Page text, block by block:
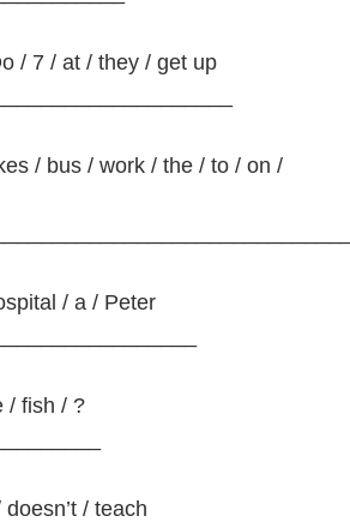
/ 7 / at / they / get up
/ bus / work / the / to / on /
/ a / Peter
/ fish / ?
/ teach